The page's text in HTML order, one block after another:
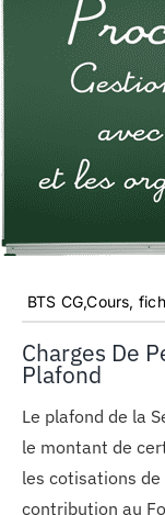
BTS CG,Cours,
Charges De
Plafond
Le plafond de la
le montant de
les cotisations
contribution au